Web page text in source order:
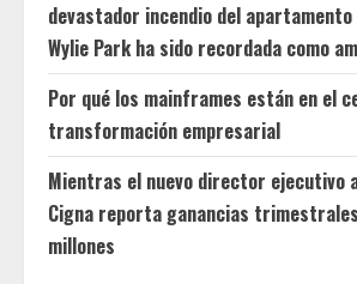
devastador incendio del apartamento
Wylie Park ha sido recordada como
Por qué los mainframes están en el
transformación empresarial
Mientras el nuevo director ejecutivo
Cigna reporta ganancias
millones